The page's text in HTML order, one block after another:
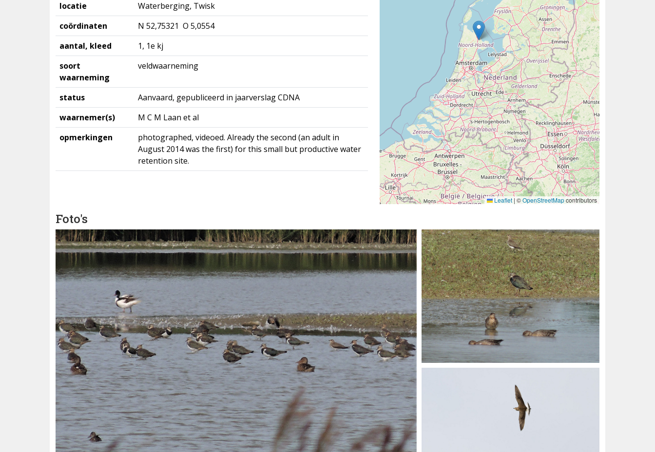
locatie
Waterberging, Twisk
coördinaten
N 52,75321 O 5,0554
aantal, kleed
1, 1e kj
soort
waarneming
veldwaarneming
status
Aanvaard, gepubliceerd in jaarverslag CDNA
waarnemer(s)
M C M Laan et al
opmerkingen
photographed, videoed. Already the second (an adult in
August 2014 was the first) for this small but productive water
retention site.
Leaflet |©OpenStreetMapcontributors
Foto's